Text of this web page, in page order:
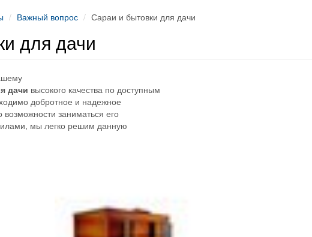
Важный вопрос Сараи и бытовки для дачи
для дачи
дачи высокого качества по доступным
добротное и надежное
заниматься его
мы легко решим данную